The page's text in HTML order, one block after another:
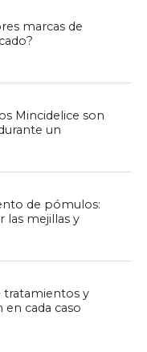
marcas de
Mincidelice son
un
de pómulos:
las mejillas y
tratamientos y
cada caso